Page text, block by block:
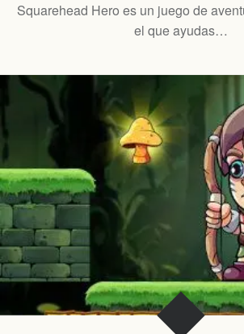
Squarehead Hero es un juego de
el que ayudas…